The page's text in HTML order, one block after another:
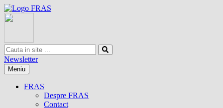
Newsletter
Meniu
FRAS
Despre FRAS
Contact